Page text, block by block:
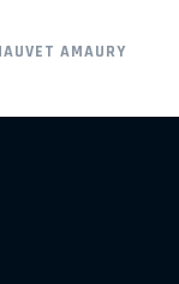
AMAURY